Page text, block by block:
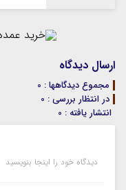
ارسال دیدگاه
مجموع دیدگاهها : 0
در انتظار بررسی : 0
انتشار یافته : 0
دیدگاه خود را اینجا بنویسید